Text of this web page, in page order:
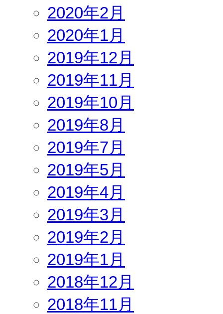
2020年2月
2020年1月
2019年12月
2019年11月
2019年10月
2019年8月
2019年7月
2019年5月
2019年4月
2019年3月
2019年2月
2019年1月
2018年12月
2018年11月